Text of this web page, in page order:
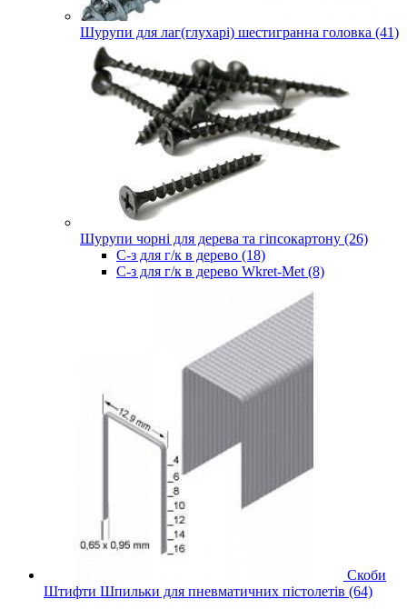
Шурупи для лаг(глухарі) шестигранна головка (41)
Шурупи чорні для дерева та гіпсокартону (26)
С-з для г/к в дерево (18)
С-з для г/к в дерево Wkret-Met (8)
Скоби
Штифти Шпильки для пневматичних пістолетів (64)